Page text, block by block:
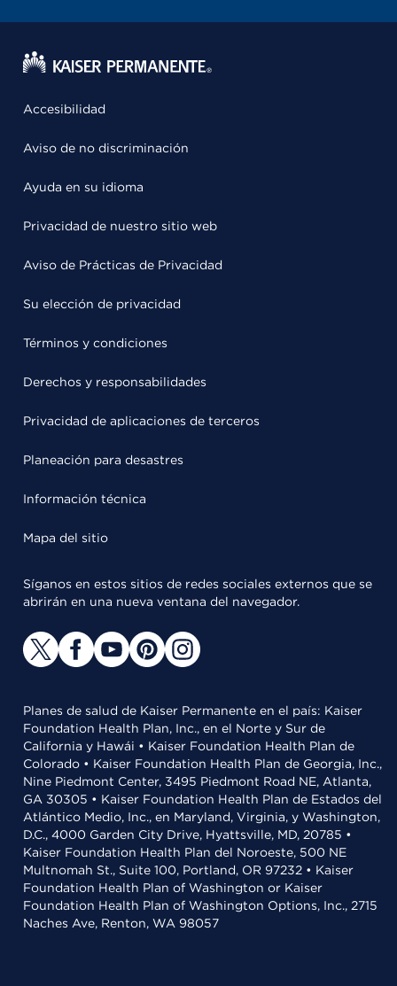
Accesibilidad
Aviso de no discriminación
Ayuda en su idioma
Privacidad de nuestro sitio web
Aviso de Prácticas de Privacidad
Su elección de privacidad
Términos y condiciones
Derechos y responsabilidades
Privacidad de aplicaciones de terceros
Planeación para desastres
Información técnica
Mapa del sitio
Síganos en estos sitios de redes sociales externos que se
abrirán en una nueva ventana del navegador.
Planes de salud de Kaiser Permanente en el país: Kaiser
Foundation Health Plan, Inc., en el Norte y Sur de
California y Hawái • Kaiser Foundation Health Plan de
Colorado • Kaiser Foundation Health Plan de Georgia, Inc.,
Nine Piedmont Center, 3495 Piedmont Road NE, Atlanta,
GA 30305 • Kaiser Foundation Health Plan de Estados del
Atlántico Medio, Inc., en Maryland, Virginia, y Washington,
D.C., 4000 Garden City Drive, Hyattsville, MD, 20785 •
Kaiser Foundation Health Plan del Noroeste, 500 NE
Multnomah St., Suite 100, Portland, OR 97232 • Kaiser
Foundation Health Plan of Washington or Kaiser
Foundation Health Plan of Washington Options, Inc., 2715
Naches Ave, Renton, WA 98057